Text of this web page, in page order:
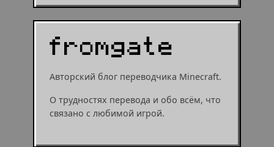
Авторский блог переводчика Minecraft.
О трудностях перевода и обо всём, что
связано с любимой игрой.